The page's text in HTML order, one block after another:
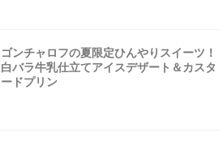
ゴンチャロフの夏限定ひんやりスイーツ！
白バラ牛乳仕立てアイスデザート＆カスタ
ードプリン